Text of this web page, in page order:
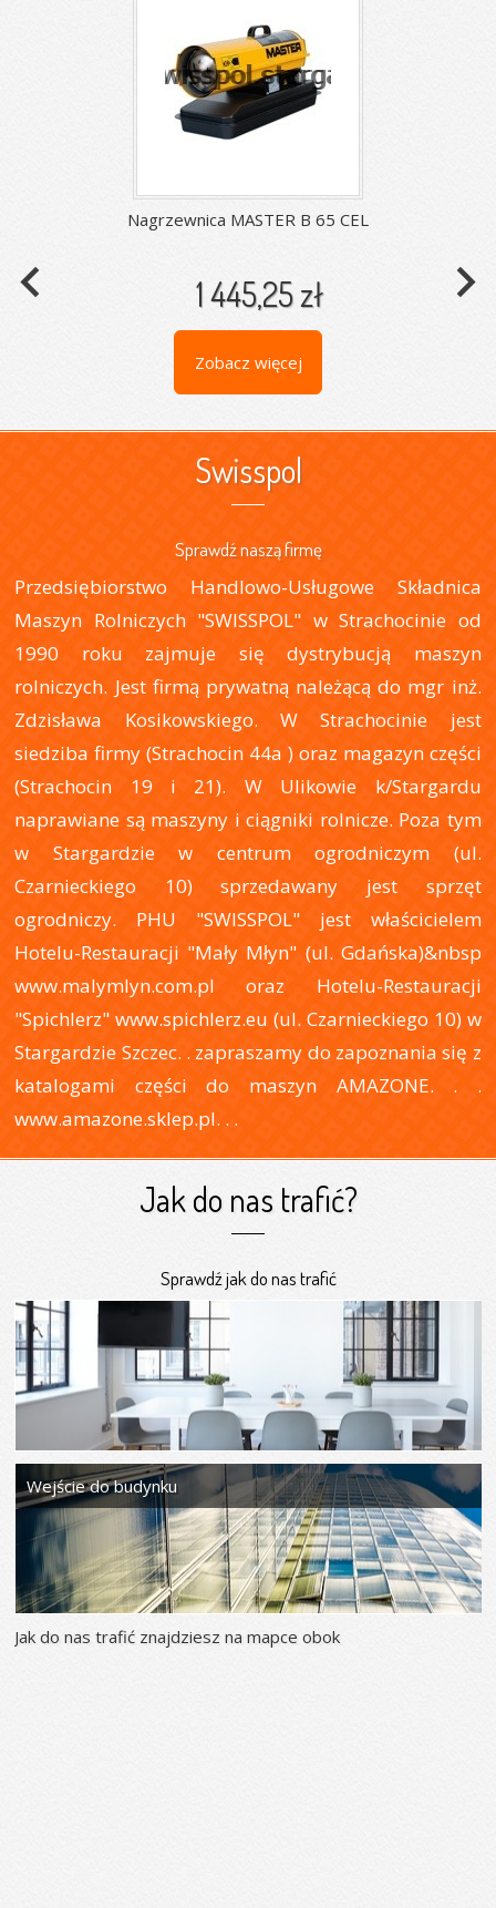
Nagrzewnica MASTER B 65 CEL
1 445,25 zł
Zobacz więcej
navigate_before navigate_next
Swisspol
Sprawdź naszą firmę
Przedsiębiorstwo Handlowo-Usługowe Składnica
Maszyn Rolniczych "SWISSPOL" w Strachocinie od
1990 roku zajmuje się dystrybucją maszyn
rolniczych. Jest firmą prywatną należącą do mgr inż.
Zdzisława Kosikowskiego. W Strachocinie jest
siedziba firmy (Strachocin 44a ) oraz magazyn części
(Strachocin 19 i 21). W Ulikowie k/Stargardu
naprawiane są maszyny i ciągniki rolnicze. Poza tym
w Stargardzie w centrum ogrodniczym (ul.
Czarnieckiego 10) sprzedawany jest sprzęt
ogrodniczy. PHU "SWISSPOL" jest właścicielem
Hotelu-Restauracji "Mały Młyn" (ul. Gdańska)&nbsp
www.malymlyn.com.pl oraz Hotelu-Restauracji
"Spichlerz" www.spichlerz.eu (ul. Czarnieckiego 10) w
Stargardzie Szczec. . zapraszamy do zapoznania się z
katalogami części do maszyn AMAZONE. . .
www.amazone.sklep.pl. . .
Jak do nas trafić?
Sprawdź jak do nas trafić
Wejście do budynku
Jak do nas trafić znajdziesz na mapce obok